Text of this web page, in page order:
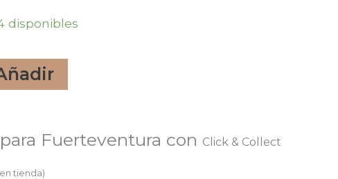
disponibles
Fuerteventura con Click & Collect
tienda)